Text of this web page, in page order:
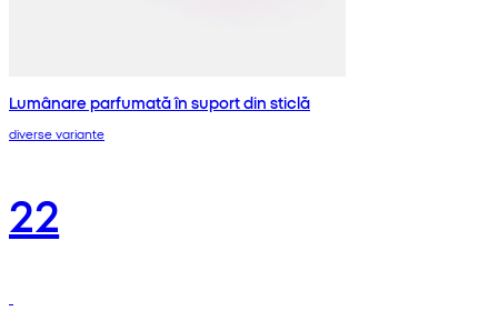
Lumânare parfumată în suport din sticlă
diverse variante
22